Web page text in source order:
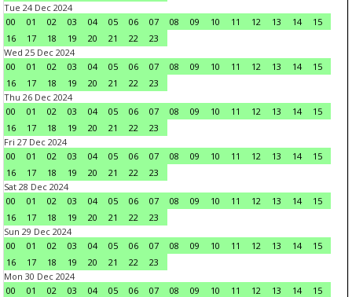
Tue 24 Dec 2024
00
01 02 03 04 05 06 07 08 09 10 11 12 13 14
15
16
17 18 19 20 21 22
23
Wed 25 Dec 2024
00
01 02 03 04 05 06 07 08 09 10 11 12 13 14
15
16
17 18 19 20 21 22
23
Thu 26 Dec 2024
00
01 02 03 04 05 06 07 08 09 10 11 12 13 14
15
16
17 18 19 20 21 22
23
Fri 27 Dec 2024
00
01 02 03 04 05 06 07 08 09 10 11 12 13 14
15
16
17 18 19 20 21 22
23
Sat 28 Dec 2024
00
01 02 03 04 05 06 07 08 09 10 11 12 13 14
15
16
17 18 19 20 21 22
23
Sun 29 Dec 2024
00
01 02 03 04 05 06 07 08 09 10 11 12 13 14
15
16
17 18 19 20 21 22
23
Mon 30 Dec 2024
00
01 02 03 04 05 06 07 08 09 10 11 12 13 14
15